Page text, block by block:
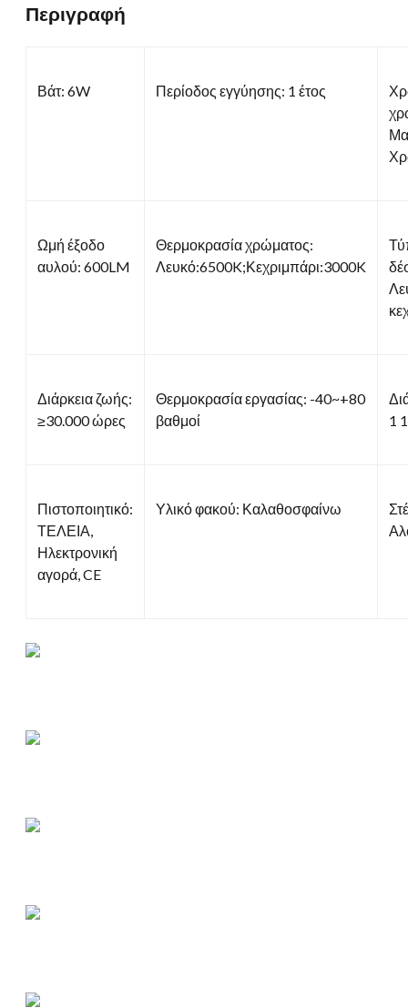
Περιγραφή
Βάτ: 6W Περίοδος εγγύησης: 1 έτος
Ωμή έξοδο
αυλού: 600LM
Θερμοκρασία χρώματος:
Λευκό:6500K;Κεχριμπάρι:3000K
Διάρκεια ζωής:
≥30.000 ώρες
Θερμοκρασία εργασίας: -40~+80
βαθμοί
1
Πιστοποιητικό:
ΤΕΛΕΙΑ,
Ηλεκτρονική
αγορά, CE
Υλικό φακού: Καλαθοσφαίνω